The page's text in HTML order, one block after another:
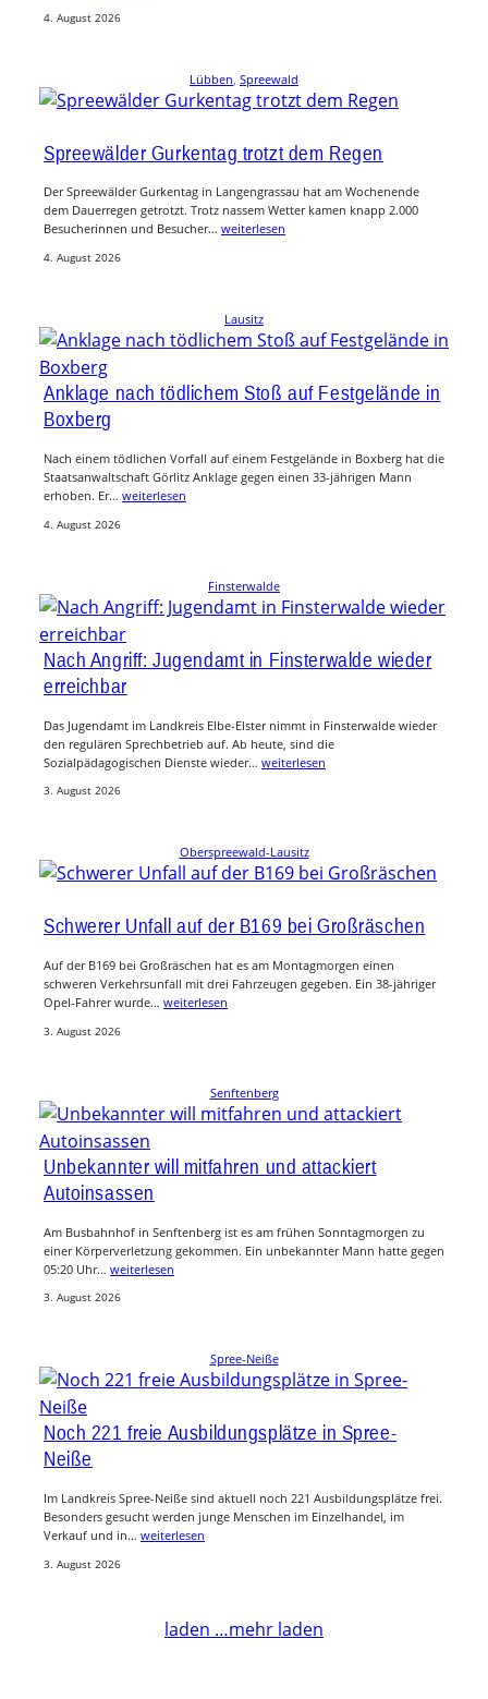
4. August 2026
Lübben Spreewald
Spreewälder Gurkentag trotzt dem Regen
Der Spreewälder Gurkentag in Langengrassau hat am Wochenende
dem Dauerregen getrotzt. Trotz nassem Wetter kamen knapp 2.000
Besucherinnen und Besucher… weiterlesen
4. August 2026
Lausitz
Anklage nach tödlichem Stoß auf Festgelände in
Boxberg
Nach einem tödlichen Vorfall auf einem Festgelände in Boxberg hat die
Staatsanwaltschaft Görlitz Anklage gegen einen 33-jährigen Mann
erhoben. Er… weiterlesen
4. August 2026
Finsterwalde
Nach Angriff: Jugendamt in Finsterwalde wieder
erreichbar
Das Jugendamt im Landkreis Elbe-Elster nimmt in Finsterwalde wieder
den regulären Sprechbetrieb auf. Ab heute, sind die
Sozialpädagogischen Dienste wieder… weiterlesen
3. August 2026
Oberspreewald-Lausitz
Schwerer Unfall auf der B169 bei Großräschen
Auf der B169 bei Großräschen hat es am Montagmorgen einen
schweren Verkehrsunfall mit drei Fahrzeugen gegeben. Ein 38-jähriger
Opel-Fahrer wurde… weiterlesen
3. August 2026
Senftenberg
Unbekannter will mitfahren und attackiert
Autoinsassen
Am Busbahnhof in Senftenberg ist es am frühen Sonntagmorgen zu
einer Körperverletzung gekommen. Ein unbekannter Mann hatte gegen
05:20 Uhr… weiterlesen
3. August 2026
Spree-Neiße
Noch 221 freie Ausbildungsplätze in Spree-
Neiße
Im Landkreis Spree-Neiße sind aktuell noch 221 Ausbildungsplätze frei.
Besonders gesucht werden junge Menschen im Einzelhandel, im
Verkauf und in… weiterlesen
3. August 2026
laden …mehr laden